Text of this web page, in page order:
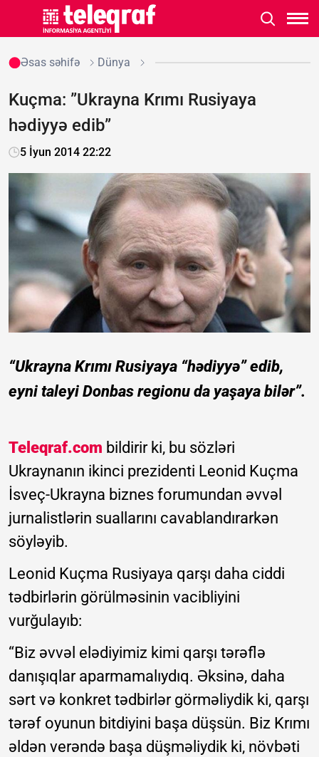
Əsas səhifə Dünya
Kuçma: ”Ukrayna Krımı Rusiyaya
hədiyyə edib”
5 İyun 2014 22:22
“Ukrayna Krımı Rusiyaya “hədiyyə” edib,
eyni taleyi Donbas regionu da yaşaya bilər”.
Teleqraf.com bildirir ki, bu sözləri
Ukraynanın ikinci prezidenti Leonid Kuçma
İsveç-Ukrayna biznes forumundan əvvəl
jurnalistlərin suallarını cavablandırarkən
söyləyib.
Leonid Kuçma Rusiyaya qarşı daha ciddi
tədbirlərin görülməsinin vacibliyini
vurğulayıb:
“Biz əvvəl elədiyimiz kimi qarşı tərəflə
danışıqlar aparmamalıydıq. Əksinə, daha
sərt və konkret tədbirlər görməliydik ki, qarşı
tərəf oyunun bitdiyini başa düşsün. Biz Krımı
əldən verəndə başa düşməliydik ki, növbəti